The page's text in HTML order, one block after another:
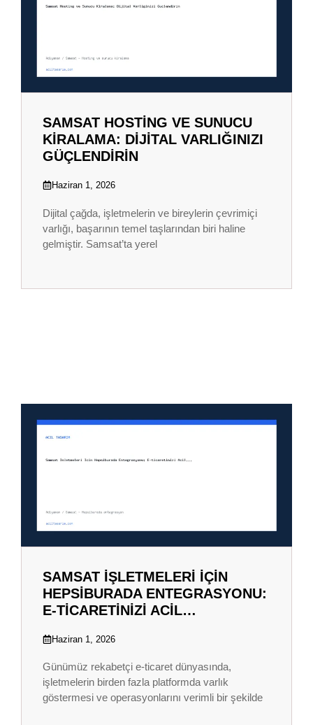
SAMSAT HOSTING VE SUNUCU
KIRALAMA: DIJITAL VARLIĞINIZI
GÜÇLENDIRIN
Haziran 1, 2026
Dijital çağda, işletmelerin ve bireylerin çevrimiçi
varlığı, başarının temel taşlarından biri haline
gelmiştir. Samsat’ta yerel
SAMSAT İŞLETMELERI İÇIN
HEPSIBURADA ENTEGRASYONU:
E-TICARETINIZI ACIL…
Haziran 1, 2026
Günümüz rekabetçi e-ticaret dünyasında,
işletmelerin birden fazla platformda varlık
göstermesi ve operasyonlarını verimli bir şekilde